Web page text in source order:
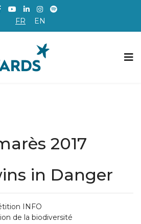
FR EN
2017
in Danger
INFO
de la biodiversité